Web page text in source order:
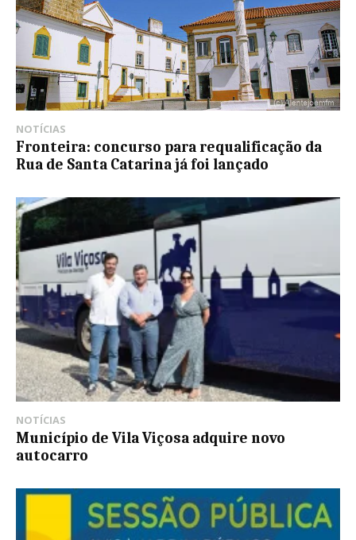
NOTÍCIAS
Fronteira: concurso para requalificação da
Rua de Santa Catarina já foi lançado
NOTÍCIAS
Município de Vila Viçosa adquire novo
autocarro